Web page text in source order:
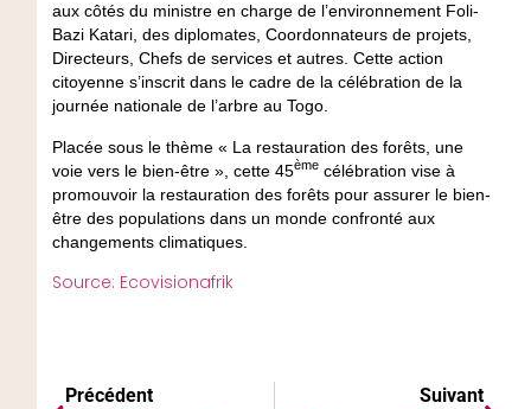
aux côtés du ministre en charge de l’environnement Foli-
Bazi Katari, des diplomates, Coordonnateurs de projets,
Directeurs, Chefs de services et autres. Cette action
citoyenne s’inscrit dans le cadre de la célébration de la
journée nationale de l’arbre au Togo.
Placée sous le thème « La restauration des forêts, une
voie vers le bien-être », cette 45èmecélébration vise à
promouvoir la restauration des forêts pour assurer le bien-
être des populations dans un monde confronté aux
changements climatiques.
Source: Ecovisionafrik
Précédent Suivant